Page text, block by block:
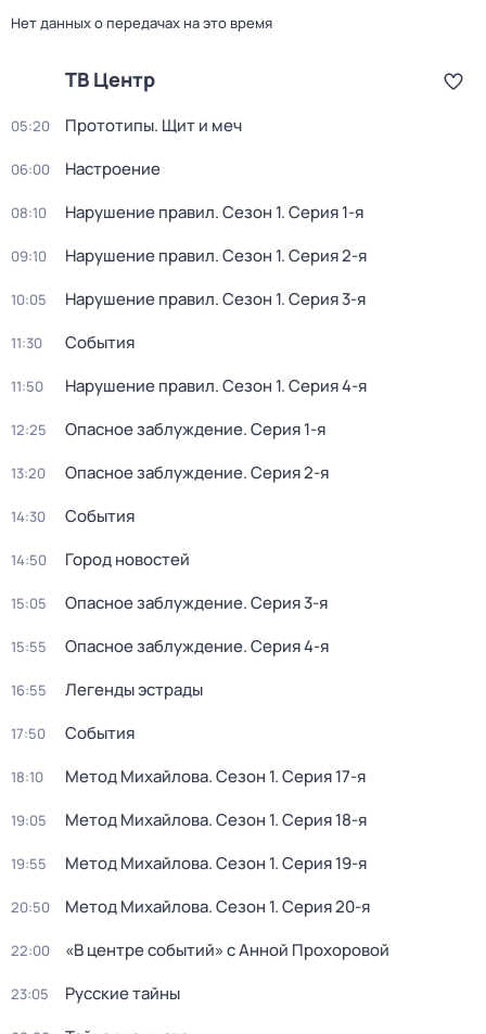
Нет данных о передачах на это время
ТВ Центр
05:20 Прототипы. Щит и меч
06:00 Настроение
08:10 Нарушение правил. Сезон 1. Серия 1-я
09:10 Нарушение правил. Сезон 1. Серия 2-я
10:05 Нарушение правил. Сезон 1. Серия 3-я
11:30 События
11:50 Нарушение правил. Сезон 1. Серия 4-я
12:25 Опасное заблуждение. Серия 1-я
13:20 Опасное заблуждение. Серия 2-я
14:30 События
14:50 Город новостей
15:05 Опасное заблуждение. Серия 3-я
15:55 Опасное заблуждение. Серия 4-я
16:55 Легенды эстрады
17:50 События
18:10 Метод Михайлова. Сезон 1. Серия 17-я
19:05 Метод Михайлова. Сезон 1. Серия 18-я
19:55 Метод Михайлова. Сезон 1. Серия 19-я
20:50 Метод Михайлова. Сезон 1. Серия 20-я
22:00 «В центре событий» с Анной Прохоровой
23:05 Русские тайны